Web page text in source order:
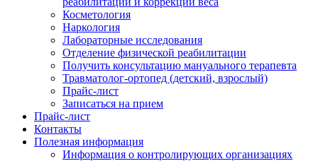
Косметология
Наркология
Лабораторные исследования
Отделение физической реабилитации
Получить консультацию мануального терапевта
Травматолог-ортопед (детский, взрослый)
Прайс-лист
Записаться на прием
Прайс-лист
Контакты
Полезная информация
Информация о контролирующих организациях